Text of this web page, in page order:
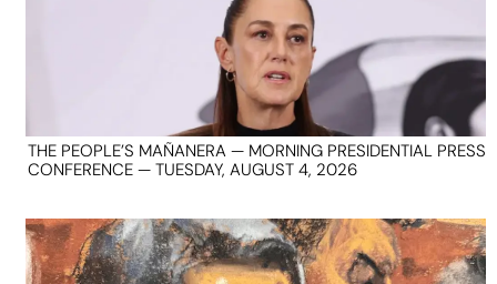
THE PEOPLE’S MAÑANERA — MORNING PRESIDENTIAL PRESS
CONFERENCE — TUESDAY, AUGUST 4, 2026